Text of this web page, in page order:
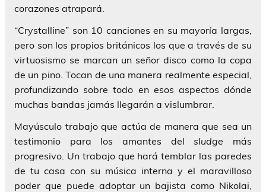
corazones atrapará.
“Crystalline” son 10 canciones en su mayoría largas,
pero son los propios británicos los que a través de su
virtuosismo se marcan un señor disco como la copa
de un pino. Tocan de una manera realmente especial,
profundizando sobre todo en esos aspectos dónde
muchas bandas jamás llegarán a vislumbrar.
Mayúsculo trabajo que actúa de manera que sea un
testimonio para los amantes delsludge más
progresivo. Un trabajo que hará temblar las paredes
de tu casa con su música interna y el maravilloso
poder que puede adoptar un bajista como Nikolai